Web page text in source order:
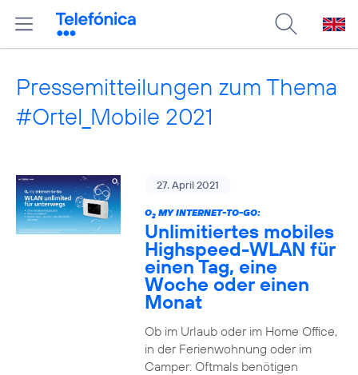
Pressemitteilungen zum Thema
#Ortel_Mobile 2021
27. April 2021
O2MY INTERNET-TO-GO:
Unlimitiertes mobiles
Highspeed-WLAN für
einen Tag, eine
Woche oder einen
Monat
Ob im Urlaub oder im Home Office,
in der Ferienwohnung oder im
Camper: Oftmals benötigen